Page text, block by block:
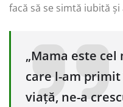
facă să se simtă iubită
„Mama este
care l-am primit
viață, ne-a